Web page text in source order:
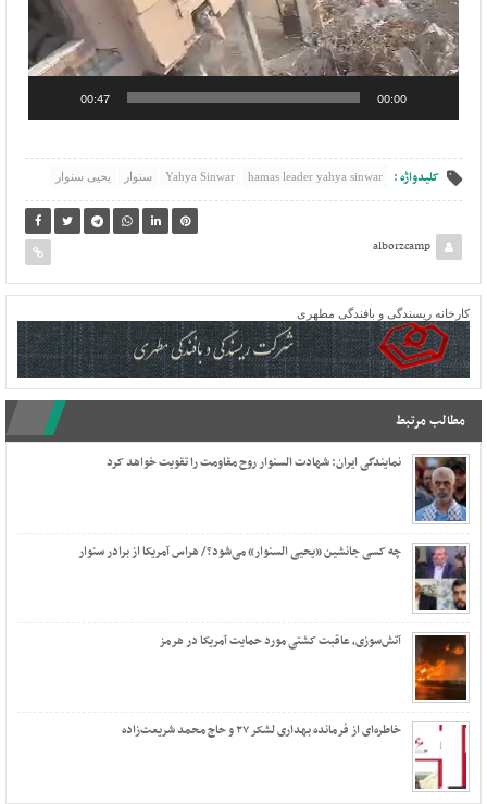
00:00
00:47
کلیدواژه : hamas leader yahya sinwar
Yahya Sinwar سنوار یحیی سنوار
alborzcamp
کارخانه ریسندگی و بافندگی مطهری
مطالب مرتبط
نمایندگی ایران: شهادت السنوار روح مقاومت را تقویت خواهد کرد
چه کسی جانشین «یحیی السنوار» می‌شود؟/ هراس آمریکا از برادر سنوار
آتش‌سوزی، عاقبت کشتی مورد حمایت آمریکا در هرمز
خاطره‌ای از فرمانده بهداری لشکر ۲۷ و حاج محمد شریعت‌زاده